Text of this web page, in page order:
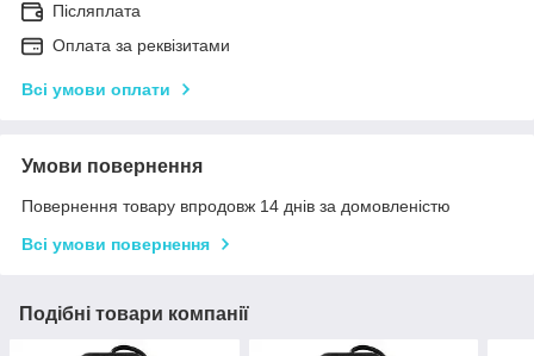
Післяплата
Оплата за реквізитами
Всі умови оплати
Умови повернення
Повернення товару впродовж 14 днів за домовленістю
Всі умови повернення
Подібні товари компанії